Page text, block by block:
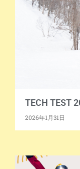
TECH TEST
2026年1月31日